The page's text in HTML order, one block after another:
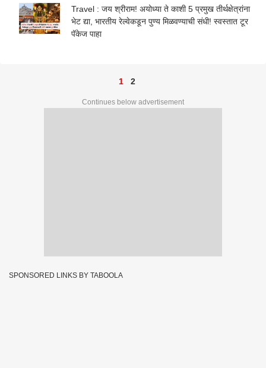
Travel : जय श्रीराम! अयोध्या ते काशी 5 प्रमुख तीर्थक्षेत्रांना
भेट द्या, भारतीय रेल्वेकडून पुण्य मिळवण्याची संधी! स्वस्तात टूर
पॅकेज पाहा
1 2
Continues below advertisement
SPONSORED LINKS BY TABOOLA